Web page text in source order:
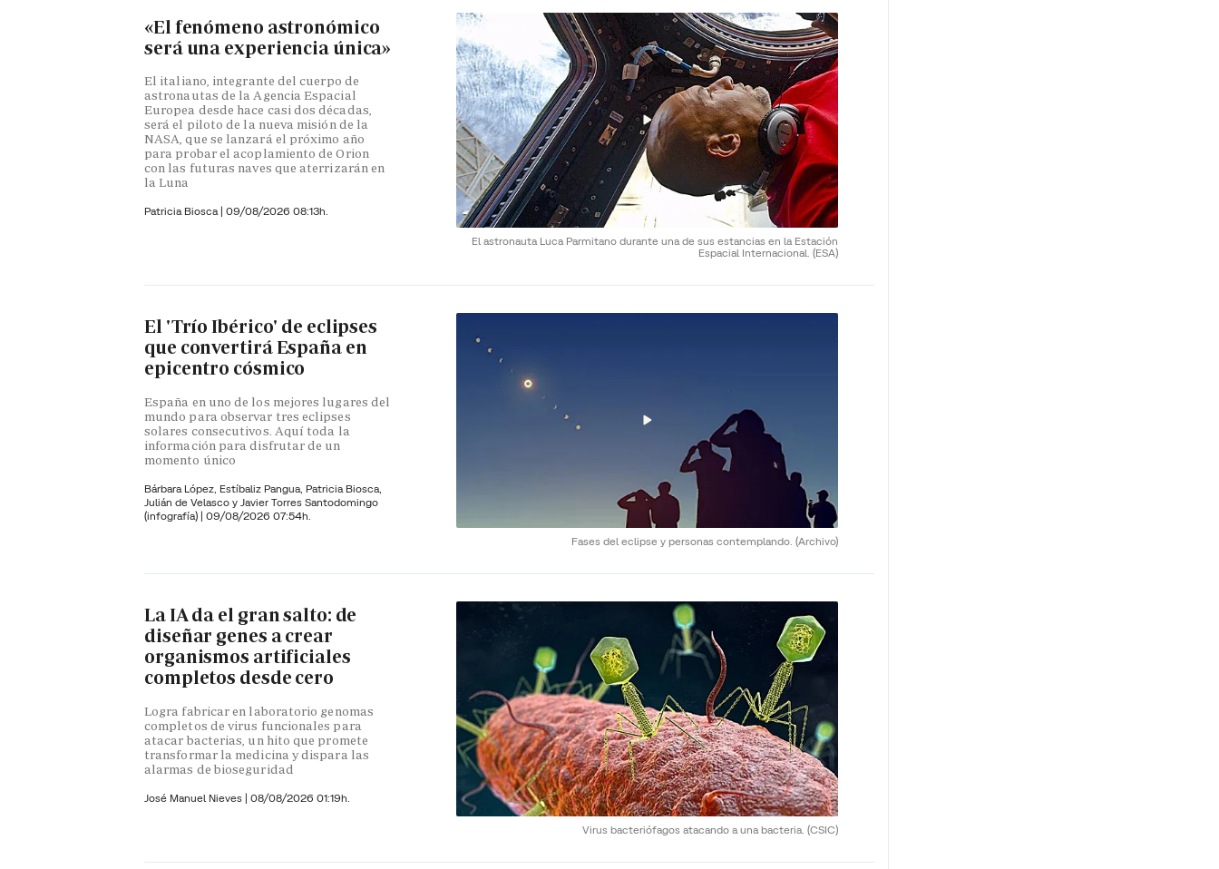
El astronauta Luca Parmitano durante una de sus estancias en la Estación
Espacial Internacional. (ESA)
«El fenómeno astronómico
será una experiencia única»
El italiano, integrante del cuerpo de
astronautas de la Agencia Espacial
Europea desde hace casi dos décadas,
será el piloto de la nueva misión de la
NASA, que se lanzará el próximo año
para probar el acoplamiento de Orion
con las futuras naves que aterrizarán en
la Luna
Patricia Biosca | 09/08/2026 08:13h.
Fases del eclipse y personas contemplando. (Archivo)
El 'Trío Ibérico' de eclipses
que convertirá España en
epicentro cósmico
España en uno de los mejores lugares del
mundo para observar tres eclipses
solares consecutivos. Aquí toda la
información para disfrutar de un
momento único
Bárbara López, Estíbaliz Pangua, Patricia Biosca,
Julián de Velasco y Javier Torres Santodomingo
(infografía) | 09/08/2026 07:54h.
Virus bacteriófagos atacando a una bacteria. (CSIC)
La IA da el gran salto: de
diseñar genes a crear
organismos artificiales
completos desde cero
Logra fabricar en laboratorio genomas
completos de virus funcionales para
atacar bacterias, un hito que promete
transformar la medicina y dispara las
alarmas de bioseguridad
José Manuel Nieves | 08/08/2026 01:19h.